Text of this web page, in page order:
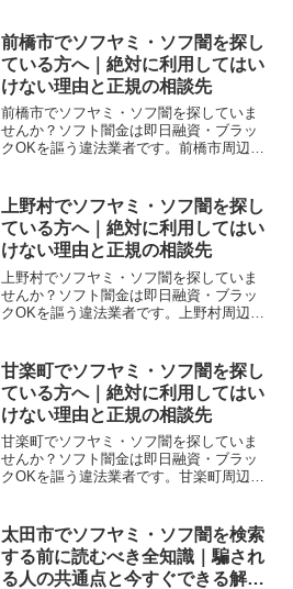
町から利用できる無料相談先まで完全解
説。
前橋市でソフヤミ・ソフ闇を探し
ている方へ｜絶対に利用してはい
けない理由と正規の相談先
前橋市でソフヤミ・ソフ闇を探していま
せんか？ソフト闇金は即日融資・ブラッ
クOKを謳う違法業者です。前橋市周辺で
読みください。
上野村でソフヤミ・ソフ闇を探し
ている方へ｜絶対に利用してはい
けない理由と正規の相談先
上野村でソフヤミ・ソフ闇を探していま
せんか？ソフト闇金は即日融資・ブラッ
クOKを謳う違法業者です。上野村周辺で
読みください。
甘楽町でソフヤミ・ソフ闇を探し
ている方へ｜絶対に利用してはい
けない理由と正規の相談先
甘楽町でソフヤミ・ソフ闇を探していま
せんか？ソフト闇金は即日融資・ブラッ
クOKを謳う違法業者です。甘楽町周辺で
読みください。
太田市でソフヤミ・ソフ闇を検索
する前に読むべき全知識｜騙され
る人の共通点と今すぐできる解決